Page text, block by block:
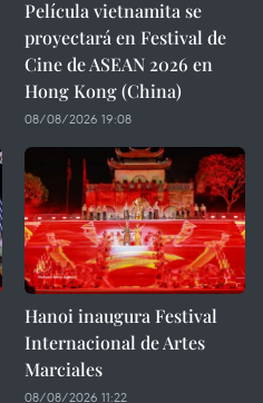
Película vietnamita se
proyectará en Festival de
Cine de ASEAN 2026 en
Hong Kong (China)
08/08/2026 19:08
Hanoi inaugura Festival
Internacional de Artes
Marciales
08/08/2026 11:22